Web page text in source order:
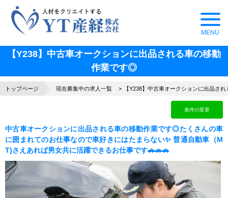
【Y238】中古車オークションに出品される車の移動
作業です◎
トップページ 現在募集中の求人一覧 【Y238】中古車オークションに出品さ
条件の変更
中古車オークションに出品される車の移動作業です◎たくさんの車
に囲まれてのお仕事なので車好きにはたまらない✨ 普通自動車（M
T)さえあれば男女共に活躍できるお仕事です🚗🚗🚗